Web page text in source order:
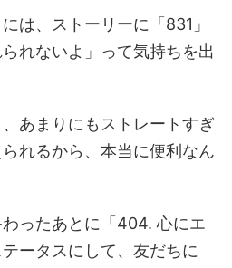
は、ストーリーに「831」
れないよ」って気持ちを出
あまりにもストレートすぎ
れるから、本当に便利なん
ったあとに「404. 心にエ
ータスにして、友だちに